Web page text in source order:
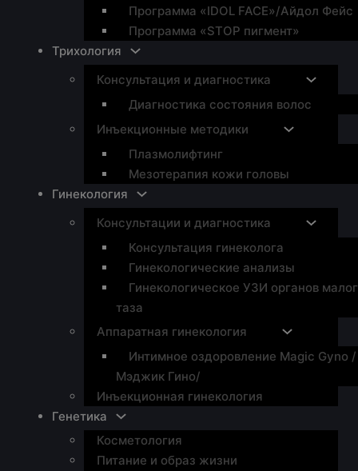
Программа «IDOL FACE»/Айдол Фейс
Программа «STOP пигмент»
Трихология
Консультация и диагностика
Диагностика состояния волос
Инъекционные методики
Плазмолифтинг
Мезотерапия кожи головы
Гинекология
Консультации и диагностика
Консультация гинеколога
Гинекологические анализы
Гинекологическое УЗИ органов
таза
Аппаратная гинекология
Интимное оздоровление Magic Gyno /
Мэджик Гино/
Инъекционная гинекология
Генетика
Косметология
Питание и образ жизни